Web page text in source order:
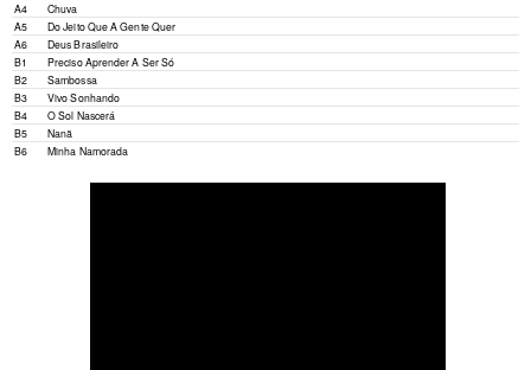
A4
Chuva
A5
Do Jeito Que A Gente Quer
A6
Deus Brasileiro
B1
Preciso Aprender A Ser Só
B2
Sambossa
B3
Vivo Sonhando
B4
O Sol Nascerá
B5
Nanã
B6
Minha Namorada